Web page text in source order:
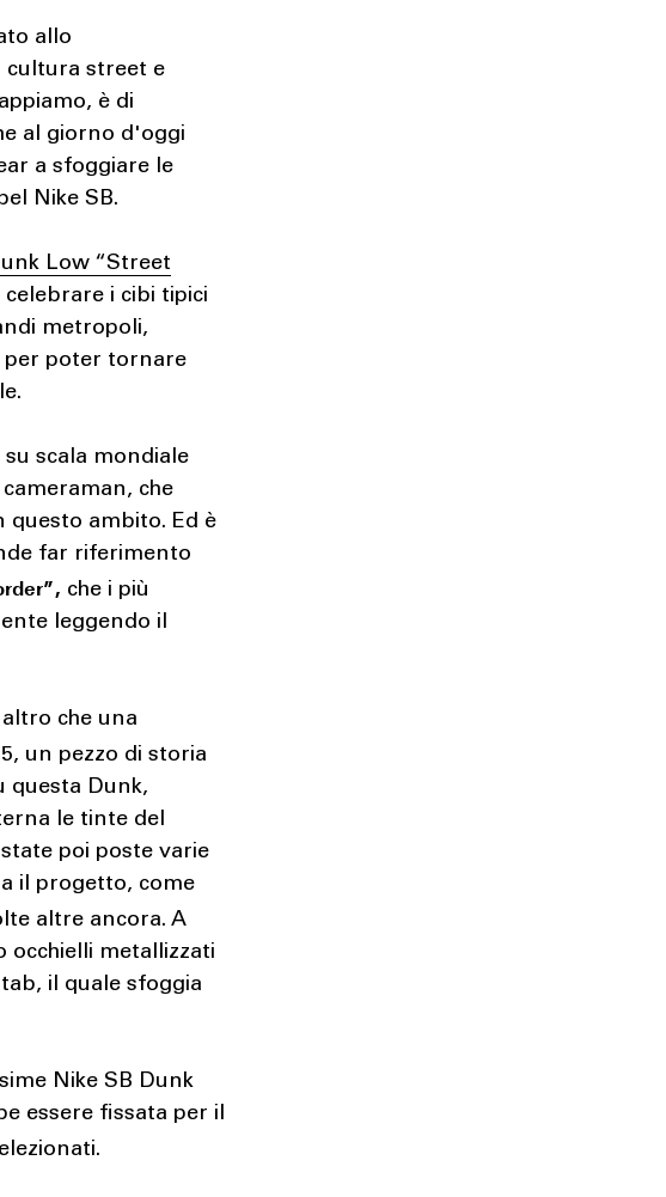
allo
cultura street e
è di
al giorno d'oggi
a sfoggiare le
Nike SB.
Low “Street
i cibi tipici
metropoli,
per poter tornare
scala mondiale
che
ambito. Ed è
far riferimento
che i più
leggendo il
che una
un pezzo di storia
questa Dunk,
le tinte del
poi poste varie
il progetto, come
altre ancora. A
metallizzati
il quale sfoggia
Nike SB Dunk
essere fissata per il